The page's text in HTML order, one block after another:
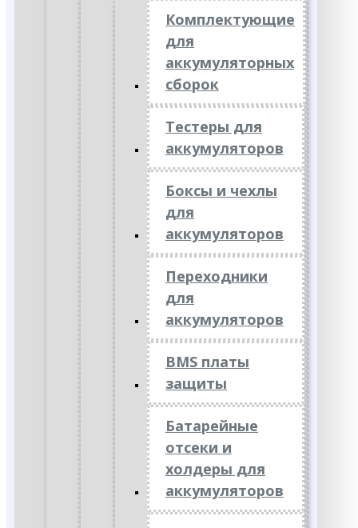
Комплектующие
для
аккумуляторных
сборок
Тестеры для
аккумуляторов
Боксы и чехлы
для
аккумуляторов
Переходники
для
аккумуляторов
BMS платы
защиты
Батарейные
отсеки и
холдеры для
аккумуляторов